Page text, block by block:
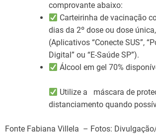
comprovante abaixo:
Carteirinha de vacinação
dias da 2º dose ou dose
(Aplicativos “Conecte SUS”,
Digital” ou “E-Saúde SP”).
Álcool em gel 70%
Utilize a máscara de
distanciamento quando
Fonte Fabiana Villela – Fotos: